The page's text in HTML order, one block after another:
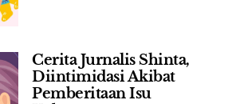
Cerita Jurnalis Shinta,
Diintimidasi Akibat
Pemberitaan Isu